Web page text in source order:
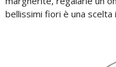
bellissimi fiori è una scelta